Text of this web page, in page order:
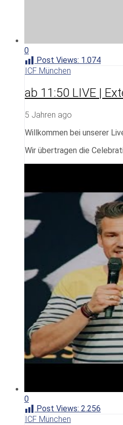
0
Post Views: 1.074
ICF München
ab 11:50 LIVE |
5 Jahren ago
Willkommen bei unserer
Wir übertragen die
0
Post Views: 2.256
ICF München